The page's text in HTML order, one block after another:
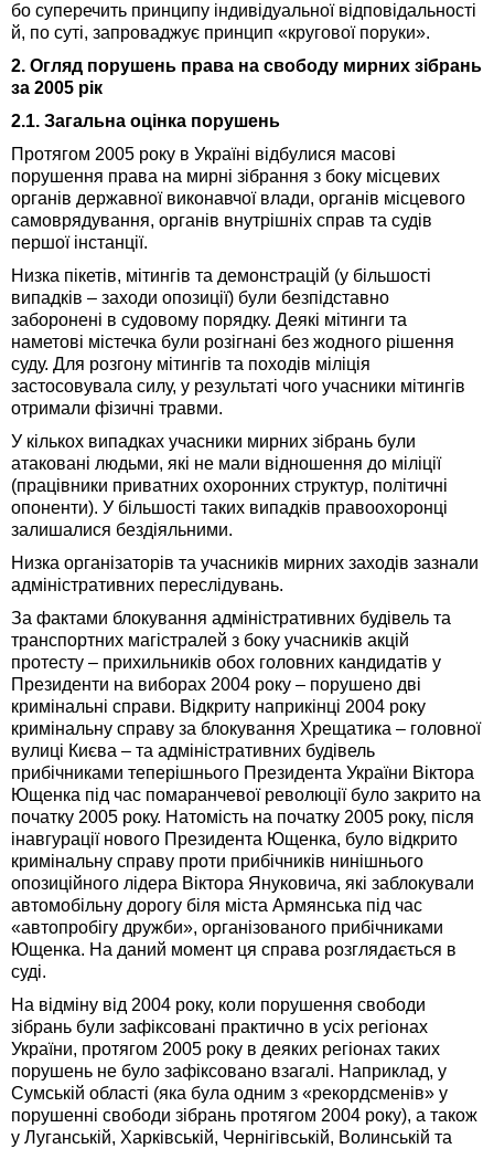
бо суперечить принципу індивідуальної відповідальності
й, по суті, запроваджує принцип «кругової поруки».
2. Огляд порушень права на свободу мирних зібрань
за 2005 рік
2.1. Загальна оцінка порушень
Протягом 2005 року в Україні відбулися масові
порушення права на мирні зібрання з боку місцевих
органів державної виконавчої влади, органів місцевого
самоврядування, органів внутрішніх справ та судів
першої інстанції.
Низка пікетів, мітингів та демонстрацій (у більшості
випадків – заходи опозиції) були безпідставно
заборонені в судовому порядку. Деякі мітинги та
наметові містечка були розігнані без жодного рішення
суду. Для розгону мітингів та походів міліція
застосовувала силу, у результаті чого учасники мітингів
отримали фізичні травми.
У кількох випадках учасники мирних зібрань були
атаковані людьми, які не мали відношення до міліції
(працівники приватних охоронних структур, політичні
опоненти). У більшості таких випадків правоохоронці
залишалися бездіяльними.
Низка організаторів та учасників мирних заходів зазнали
адміністративних переслідувань.
За фактами блокування адміністративних будівель та
транспортних магістралей з боку учасників акцій
протесту – прихильників обох головних кандидатів у
Президенти на виборах 2004 ро­ку – порушено дві
кримінальні справи. Відкриту наприкінці 2004 року
кримінальну справу за блокування Хрещатика – головної
вулиці Києва – та адміністративних будівель
прибічниками теперішнього Президента України Віктора
Ющенка під час помаранчевої революції було закрито на
початку 2005 року. Натомість на початку 2005 року, після
інавгурації нового Президента Ющенка, було відкрито
кримінальну справу проти прибічників нинішнього
опозиційного лідера Віктора Януковича, які заблокували
автомобільну дорогу біля міста Армянська під час
«автопробігу дружби», організованого прибічниками
Ющенка. На даний момент ця справа розглядається в
суді.
На відміну від 2004 року, коли порушення свободи
зібрань були зафіксовані практично в усіх регіонах
України, протягом 2005 року в деяких регіонах таких
порушень не було зафіксовано взагалі. Наприклад, у
Сумській області (яка була одним з «рекордсменів» у
порушенні свободи зібрань протягом 2004 року), а також
у Луганській, Харківській, Чернігівській, Волинській та